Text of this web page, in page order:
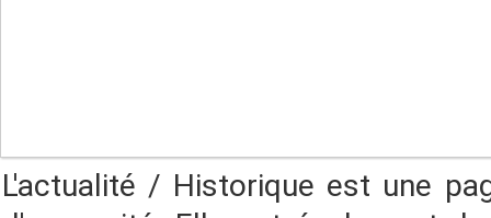
L'actualité / Historique est une